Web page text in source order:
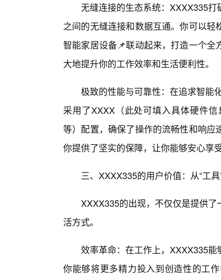
无缝连接的生态系统：XXXX335
之间的无缝连接和数据互通。你可以
智能家居设备📌联动起来，打造一个
大地提升你的工作效率和生活便利性。
极致的性能与可靠性：在追求智能
采用了XXXX（此处可填入具体硬件
等）配置，确保了操作的流畅性和响
你提供了坚实的保障，让你能够安心享
三、XXXX335的用户价值：从“工具
XXXX335的出现，不仅仅是提供
活方式。
效率革命：在工作上，XXXX335
你能够将更多精力投入到创造性的工